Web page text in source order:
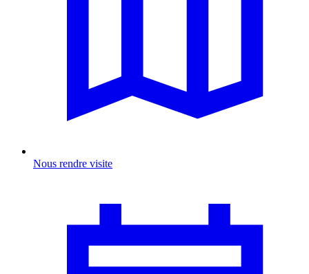
Nous rendre visite